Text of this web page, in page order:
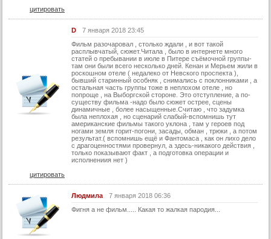
цитировать
D
7 января 2018 23:45
Фильм разочаровал , столько ждали , и вот такой
расплывчатый, сюжет.Читала , было в интернете много
статей о пребывании в июле в Питере съёмочной группы-
там они были всего несколько дней. Кенан и Мерьем жили в
роскошном отеле ( недалеко от Невского проспекта ),
бывший старинный особняк , снимались с поклонниками , а
остальная часть группы тоже в неплохом отеле , но
попроще , на Выборгской стороне. Это отступление, а по-
существу фильма -надо было сюжет острее, сцены
динамичные , более насыщенные.Считаю , что задумка
была неплохая , но сценарий слабый-вспомнишь тут
американские фильмы такого уклона , там у героев под
ногами земля горит-погони, засады, обман , трюки , а потом
результат.( вспомнишь ещё и Фантомаса , как он лихо дело
с драгоценностями провернул, а здесь-никакого действия ,
только показывают факт , а подготовка операции и
исполнениия нет )
цитировать
Людмила
7 января 2018 06:36
Фигня а не фильм..... Какая то жалкая пародия...